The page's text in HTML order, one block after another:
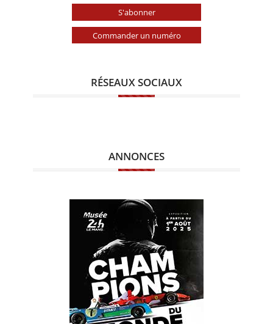
S'abonner
Commander un numéro
RÉSEAUX SOCIAUX
ANNONCES